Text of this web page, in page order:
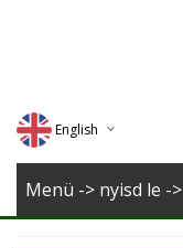
English
Deutsch
Menü -> nyisd le ->